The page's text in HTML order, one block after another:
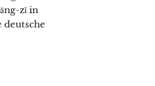
zǐ in
deutsche